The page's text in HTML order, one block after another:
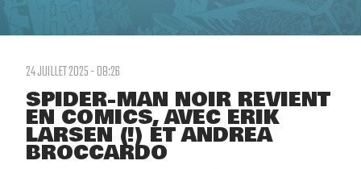
24 JUILLET 2025 - 08:26
SPIDER-MAN NOIR REVIENT
EN COMICS, AVEC ERIK
LARSEN (!) ET ANDREA
BROCCARDO